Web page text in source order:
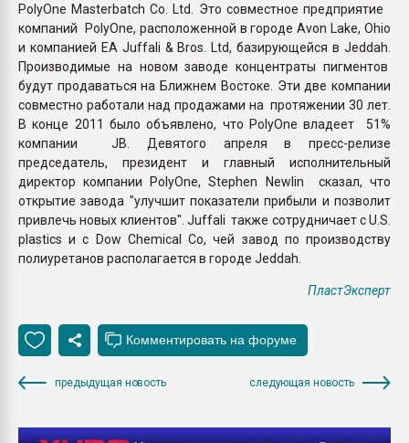
PolyOne Masterbatch Co. Ltd. Это совместное предприятие
компаний PolyOne, расположенной в городе Avon Lake, Ohio
и компанией EA Juffali & Bros. Ltd, базирующейся в Jeddah.
Производимые на новом заводе концентраты пигментов
будут продаваться на Ближнем Востоке. Эти две компании
совместно работали над продажами на протяжении 30 лет.
В конце 2011 было объявлено, что PolyOne владеет 51%
компании JB. Девятого апреля в пресс-релизе
председатель, президент и главный исполнительный
директор компании PolyOne, Stephen Newlin сказал, что
открытие завода "улучшит показатели прибыли и позволит
привлечь новых клиентов". Juffali также сотрудничает с U.S.
plastics и с Dow Chemical Co, чей завод по производству
полиуретанов располагается в городе Jeddah.
ПластЭксперт
предыдущая новость следующая новость